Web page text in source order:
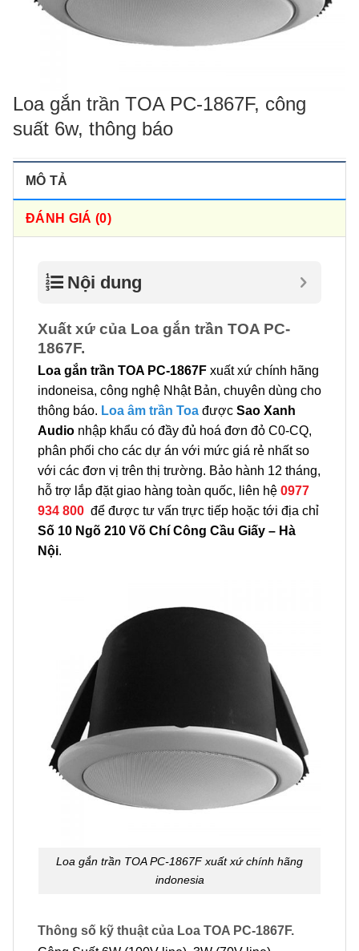
Loa gắn trần TOA PC-1867F, công
suất 6w, thông báo
MÔ TẢ
ĐÁNH GIÁ (0)
Nội dung
Xuất xứ của Loa gắn trần TOA PC-
1867F.
Loa gắn trần TOA PC-1867F xuất xứ chính hãng
indoneisa, công nghệ Nhật Bản, chuyên dùng cho
thông báo. Loa âm trần Toa được Sao Xanh
Audio nhập khẩu có đầy đủ hoá đơn đỏ C0-CQ,
phân phối cho các dự án với mức giá rẻ nhất so
với các đơn vị trên thị trường. Bảo hành 12 tháng,
hỗ trợ lắp đặt giao hàng toàn quốc, liên hệ 0977
934 800 để được tư vấn trực tiếp hoặc tới địa chỉ
Số 10 Ngõ 210 Võ Chí Công Cầu Giấy – Hà
Nội.
Loa gắn trần TOA PC-1867F xuất xứ chính hãng
indonesia
Thông số kỹ thuật của Loa TOA PC-1867F.